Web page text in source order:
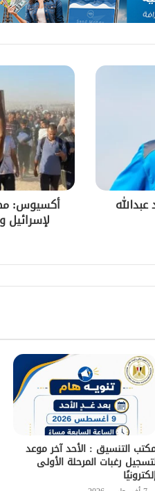
أكسيوس:
التنسيق : الأحد آخر موعد
رغبات المرحلة الأولى